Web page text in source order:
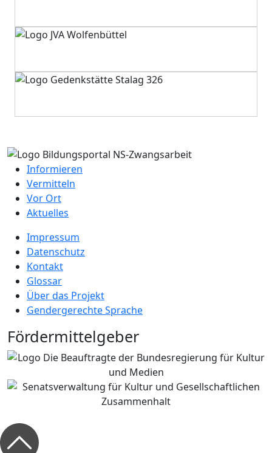
Informieren
Vermitteln
Vor Ort
Aktuelles
Impressum
Datenschutz
Kontakt
Glossar
Über das Projekt
Gendergerechte Sprache
Fördermittelgeber